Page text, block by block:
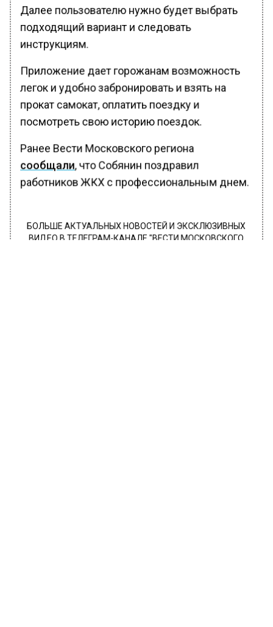
Далее пользователю нужно будет выбрать
подходящий вариант и следовать
инструкциям.
Приложение дает горожанам возможность
легок и удобно забронировать и взять на
прокат самокат, оплатить поездку и
посмотреть свою историю поездок.
Ранее Вести Московского региона
сообщали, что Собянин поздравил
работников ЖКХ с профессиональным днем.
БОЛЬШЕ АКТУАЛЬНЫХ НОВОСТЕЙ И ЭКСКЛЮЗИВНЫХ
ВИДЕО В ТЕЛЕГРАМ-КАНАЛЕ "ВЕСТИ МОСКОВСКОГО